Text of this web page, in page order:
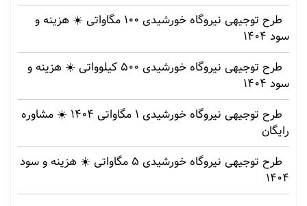
طرح توجیهی نیروگاه خورشیدی 100 مگاواتی ☀️ هزینه‌ و
سود 1404
طرح توجیهی نیروگاه خورشیدی 500 کیلوواتی ☀️ هزینه‌ و
سود 1404
طرح توجیهی نیروگاه خورشیدی 1 مگاواتی 1404 ☀️ مشاوره
رایگان
طرح توجیهی نیروگاه خورشیدی 5 مگاواتی ☀️ هزینه‌ و سود
1404